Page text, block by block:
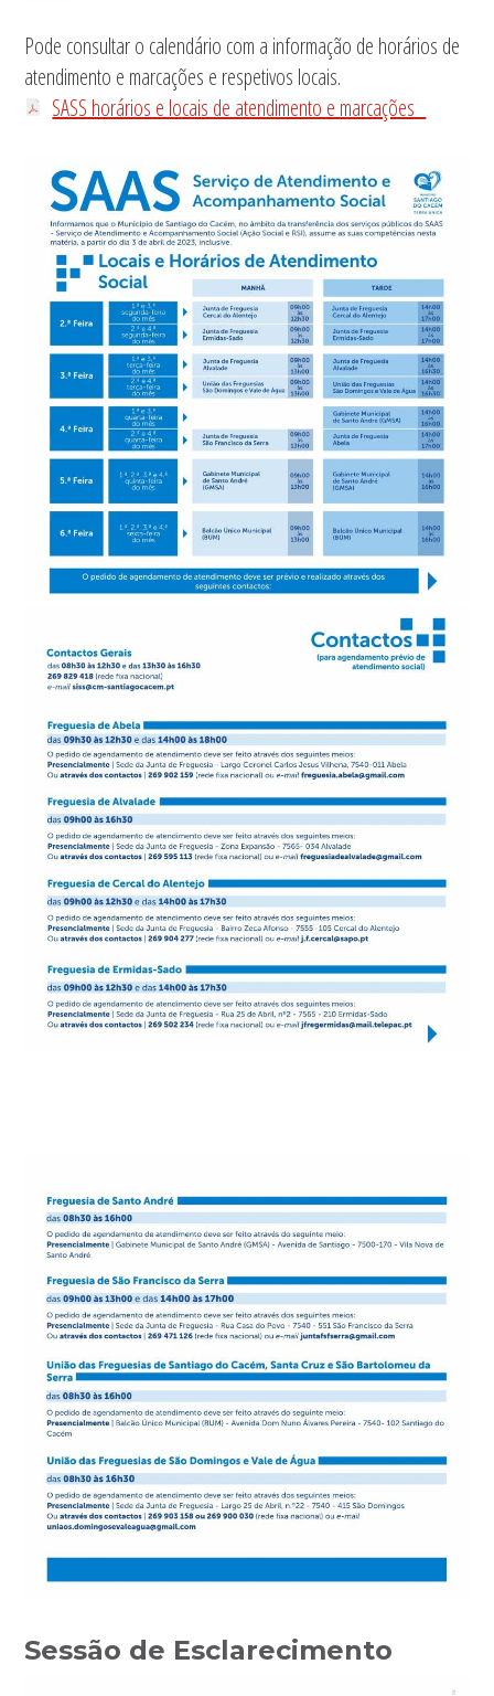
Pode consultar o calendário com a informação de horários de
atendimento e marcações e respetivos locais.
SASS horários e locais de atendimento e marcações
Sessão de Esclarecimento